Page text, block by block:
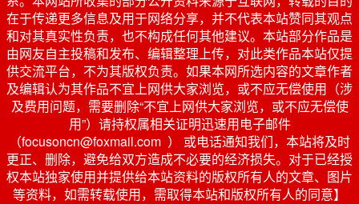
在于传递更多信息及用于网络分享，并不代表本站赞同其观点
和对其真实性负责，也不构成任何其他建议。本站部分作品是
由网友自主投稿和发布、编辑整理上传，对此类作品本站仅提
供交流平台，不为其版权负责。如果本网所选内容的文章作者
及编辑认为其作品不宜上网供大家浏览，或不应无偿使用（涉
及费用问题，需要删除“不宜上网供大家浏览，或不应无偿使
用”）请持权属相关证明迅速用电子邮件
（focusoncn@foxmail.com ） 或电话通知我们，本站将及时
更正、删除，避免给双方造成不必要的经济损失。对于已经授
权本站独家使用并提供给本站资料的版权所有人的文章、图片
等资料，如需转载使用，需取得本站和版权所有人的同意】